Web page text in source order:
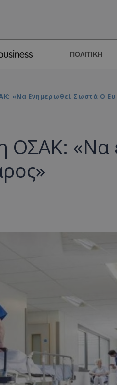
ΠΟΛΙΤΙΚΗ
«Να Ενημερωθεί Σωστά Ο
ΟΣΑΚ: